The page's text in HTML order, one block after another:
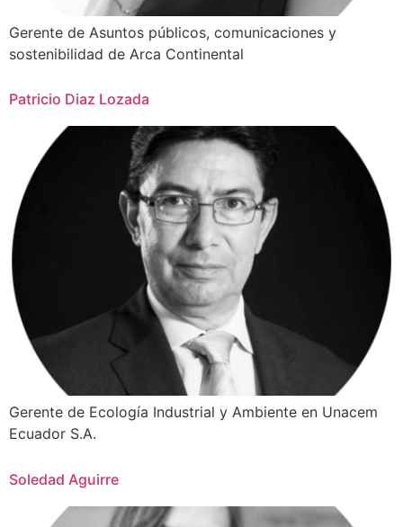
Gerente de Asuntos públicos, comunicaciones y
sostenibilidad de Arca Continental
Patricio Diaz Lozada
Gerente de Ecología Industrial y Ambiente en Unacem
Ecuador S.A.
Soledad Aguirre